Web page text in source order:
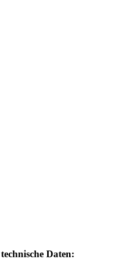
Daten: